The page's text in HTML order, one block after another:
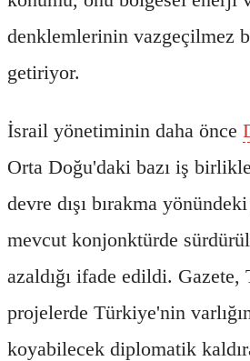
denklemlerinin vazgeçilmez
getiriyor.
İsrail yönetiminin daha önce
Orta Doğu'daki bazı iş
devre dışı bırakma
mevcut konjonktürde
azaldığı ifade edildi.
projelerde Türkiye'nin
koyabilecek diplomatik